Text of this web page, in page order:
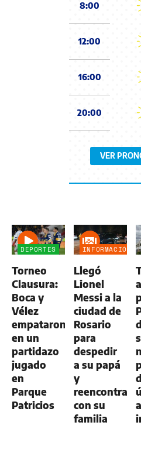
8:00
12:00
16:00
20:00
VER
DEPORTES
Torneo
Clausura:
Boca y
Vélez
empataron
en un
partidazo
jugado
en
Parque
Patricios
INFORMACIÓN
Llegó
Lionel
Messi a la
ciudad de
Rosario
para
despedir
a su papá
y
reencontrarse
con su
familia